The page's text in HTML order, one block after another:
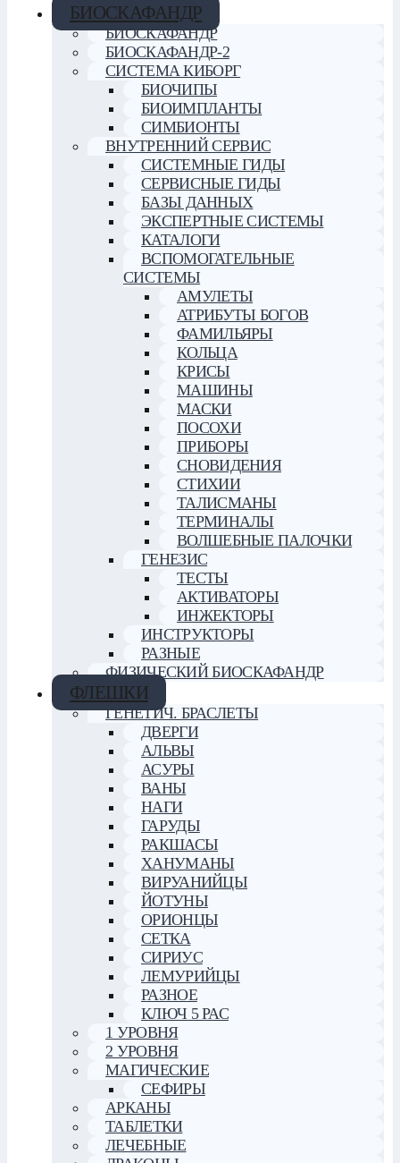
БИОСКАФАНДР
БИОСКАФАНДР
БИОСКАФАНДР-2
СИСТЕМА КИБОРГ
БИОЧИПЫ
БИОИМПЛАНТЫ
СИМБИОНТЫ
ВНУТРЕННИЙ СЕРВИС
СИСТЕМНЫЕ ГИДЫ
СЕРВИСНЫЕ ГИДЫ
БАЗЫ ДАННЫХ
ЭКСПЕРТНЫЕ СИСТЕМЫ
КАТАЛОГИ
ВСПОМОГАТЕЛЬНЫЕ
СИСТЕМЫ
АМУЛЕТЫ
АТРИБУТЫ БОГОВ
ФАМИЛЬЯРЫ
КОЛЬЦА
КРИСЫ
МАШИНЫ
МАСКИ
ПОСОХИ
ПРИБОРЫ
СНОВИДЕНИЯ
СТИХИИ
ТАЛИСМАНЫ
ТЕРМИНАЛЫ
ВОЛШЕБНЫЕ ПАЛОЧКИ
ГЕНЕЗИС
ТЕСТЫ
АКТИВАТОРЫ
ИНЖЕКТОРЫ
ИНСТРУКТОРЫ
РАЗНЫЕ
ФИЗИЧЕСКИЙ БИОСКАФАНДР
ФЛЕШКИ
ГЕНЕТИЧ. БРАСЛЕТЫ
ДВЕРГИ
АЛЬВЫ
АСУРЫ
ВАНЫ
НАГИ
ГАРУДЫ
РАКШАСЫ
ХАНУМАНЫ
ВИРУАНИЙЦЫ
ЙОТУНЫ
ОРИОНЦЫ
СЕТКА
СИРИУС
ЛЕМУРИЙЦЫ
РАЗНОЕ
КЛЮЧ 5 РАС
1 УРОВНЯ
2 УРОВНЯ
МАГИЧЕСКИЕ
СЕФИРЫ
АРКАНЫ
ТАБЛЕТКИ
ЛЕЧЕБНЫЕ